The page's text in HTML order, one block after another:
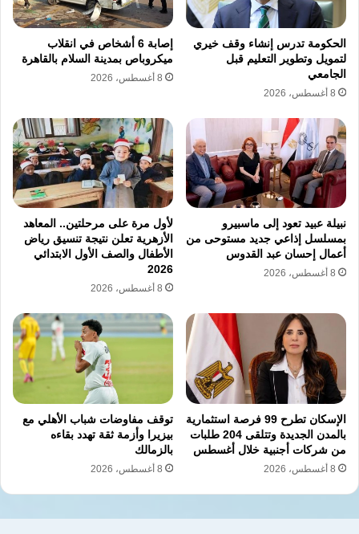
بالدستور.
​الاستمرار في تبني قضية المعتقلين وسجناء
الرأي كقضية وطنية وإنسانية لا تقبل
المساومة.
​واختتم الخيام تقييمه للاجتماع بوصفه “ناجحاً إلى
حد كبير”، مشيراً إلى أن لجوء الحركة للمراجعة
والنقد الذاتي والتجديد ليس علامة ضعف، بل هو
مؤشر صحة وحيوية يعكس شجاعة الجميع في
إعلاء المصلحة العامة لبناء مسار سياسي أكثر
فاعلية في خدمة الوطن والدفاع عن حقوق
نسخ الرابط
الحكومة تدرس إنشاء وقف خيري
لتمويل وتطوير التعليم قبل
الجامعي
8 أغسطس، 2026
إصابة 6 أشخاص في انقلاب
ميكروباص بمدينة السلام بالقاهرة
8 أغسطس، 2026
نبيلة عبيد تعود إلى ماسبيرو
بمسلسل إذاعي جديد مستوحى من
أعمال إحسان عبد القدوس
8 أغسطس، 2026
لأول مرة على مرحلتين.. المعاهد
الأزهرية تعلن نتيجة تنسيق رياض
الأطفال والصف الأول الابتدائي
2026
8 أغسطس، 2026
الإسكان تطرح 99 فرصة استثمارية
بالمدن الجديدة وتتلقى 204 طلبات
من شركات أجنبية خلال أغسطس
8 أغسطس، 2026
توقف مفاوضات شباب الأهلي مع
بيزيرا وأزمة ثقة تهدد بقاءه
بالزمالك
8 أغسطس، 2026